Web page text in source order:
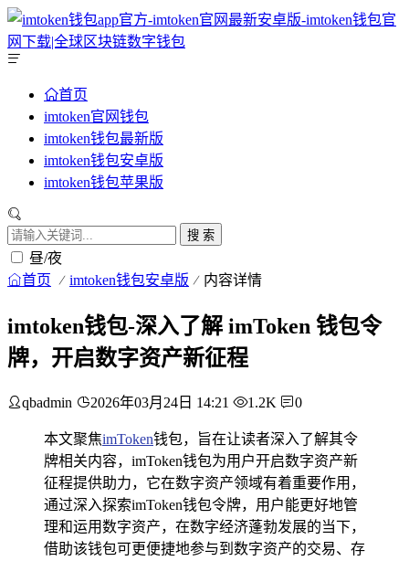
首页
imtoken官网钱包
imtoken钱包最新版
imtoken钱包安卓版
imtoken钱包苹果版
搜 索
昼/夜
首页 imtoken钱包安卓版 内容详情
imtoken钱包-深入了解 imToken 钱包令
牌，开启数字资产新征程
qbadmin 2026年03月24日 14:21 1.2K 0
本文聚焦imToken钱包，旨在让读者深入了解其令
牌相关内容，imToken钱包为用户开启数字资产新
征程提供助力，它在数字资产领域有着重要作用，
通过深入探索imToken钱包令牌，用户能更好地管
理和运用数字资产，在数字经济蓬勃发展的当下，
借助该钱包可更便捷地参与到数字资产的交易、存